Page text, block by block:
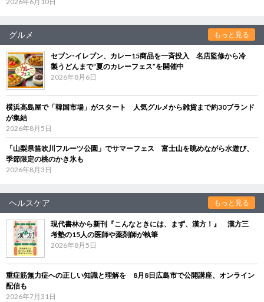
グルメ もっと見る
セブン‐イレブン、カレー15商品を一斉投入 名店監修から冷
製うどんまで“夏のカレーフェス”を開催中
2026年8月6日
横浜高島屋で「韓国市場」がスタート 人気グルメから雑貨まで約30ブランド
が集結
2026年8月5日
「山梨県笛吹川フルーツ公園」でサマーフェス 富士山を眺めながら水遊び、
季節限定の桃のかき氷も
2026年8月3日
ヘルスケア もっと見る
現代書林から新刊『こんなときには、まず、漢方！』 漢方三
考塾の15人の医師や薬剤師が執筆
2026年8月5日
重症筋無力症への正しい知識と理解を 8月8日広島市で公開講座、オンライン
配信も
2026年7月31日